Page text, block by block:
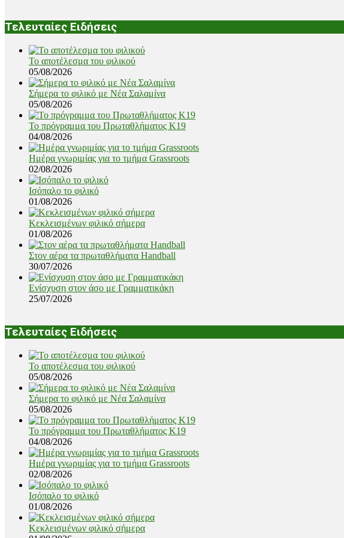
Τελευταίες Ειδήσεις
Το αποτέλεσμα του φιλικού
05/08/2026
Σήμερα το φιλικό με Νέα Σαλαμίνα
05/08/2026
Το πρόγραμμα του Πρωταθλήματος Κ19
04/08/2026
Ημέρα γνωριμίας για το τμήμα Grassroots
02/08/2026
Ισόπαλο το φιλικό
01/08/2026
Κεκλεισμένων φιλικό σήμερα
01/08/2026
Στον αέρα τα πρωταθλήματα Handball
30/07/2026
Ενίσχυση στον άσο με Γραμματικάκη
25/07/2026
Τελευταίες Ειδήσεις
Το αποτέλεσμα του φιλικού
05/08/2026
Σήμερα το φιλικό με Νέα Σαλαμίνα
05/08/2026
Το πρόγραμμα του Πρωταθλήματος Κ19
04/08/2026
Ημέρα γνωριμίας για το τμήμα Grassroots
02/08/2026
Ισόπαλο το φιλικό
01/08/2026
Κεκλεισμένων φιλικό σήμερα